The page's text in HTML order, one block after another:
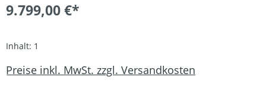
9.799,00 €*
Inhalt: 1
Preise inkl. MwSt. zzgl. Versandkosten